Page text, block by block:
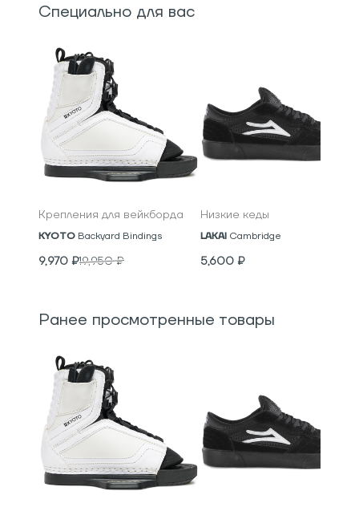
Специально для вас
Крепления для вейкборда
KYOTO Backyard Bindings
9,970 ₽19,950₽
Низкие кеды
LAKAI Cambridge
5,600 ₽
Ранее просмотренные товары